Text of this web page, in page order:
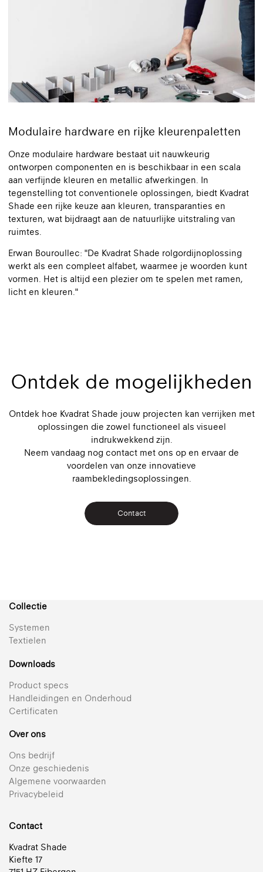
Modulaire hardware en rijke kleurenpaletten
Onze modulaire hardware bestaat uit nauwkeurig
ontworpen componenten en is beschikbaar in een scala
aan verfijnde kleuren en metallic afwerkingen. In
tegenstelling tot conventionele oplossingen, biedt Kvadrat
Shade een rijke keuze aan kleuren, transparanties en
texturen, wat bijdraagt aan de natuurlijke uitstraling van
ruimtes.
Erwan Bouroullec: "De Kvadrat Shade rolgordijnoplossing
werkt als een compleet alfabet, waarmee je woorden kunt
vormen. Het is altijd een plezier om te spelen met ramen,
licht en kleuren."
Ontdek de mogelijkheden
Ontdek hoe Kvadrat Shade jouw projecten kan verrijken met
oplossingen die zowel functioneel als visueel
indrukwekkend zijn.
Neem vandaag nog contact met ons op en ervaar de
voordelen van onze innovatieve
raambekledingsoplossingen.
Contact
Collectie
Systemen
Textielen
Downloads
Product specs
Handleidingen en Onderhoud
Certificaten
Over ons
Ons bedrijf
Onze geschiedenis
Algemene voorwaarden
Privacybeleid
Contact
Kvadrat Shade
Kiefte 17